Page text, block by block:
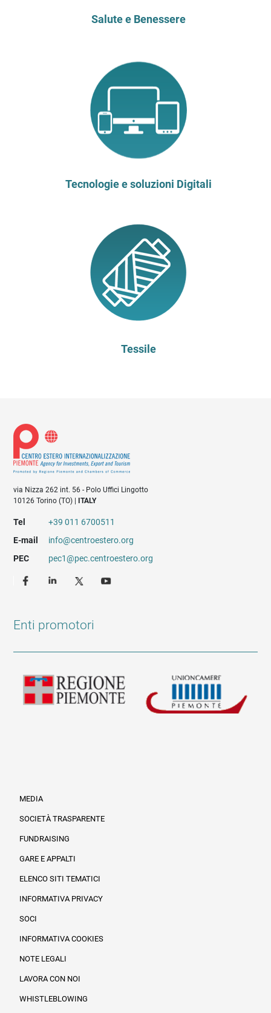
Salute e Benessere
Tecnologie e soluzioni Digitali
Tessile
via Nizza 262 int. 56 - Polo Uffici Lingotto
10126 Torino (TO) |
ITALY
Tel
+39 011 6700511
E-mail
info@centroestero.org
PEC
pec1@pec.centroestero.org
Enti promotori
MEDIA
SOCIETÀ TRASPARENTE
FUNDRAISING
GARE E APPALTI
ELENCO SITI TEMATICI
INFORMATIVA PRIVACY
SOCI
INFORMATIVA COOKIES
NOTE LEGALI
LAVORA CON NOI
WHISTLEBLOWING